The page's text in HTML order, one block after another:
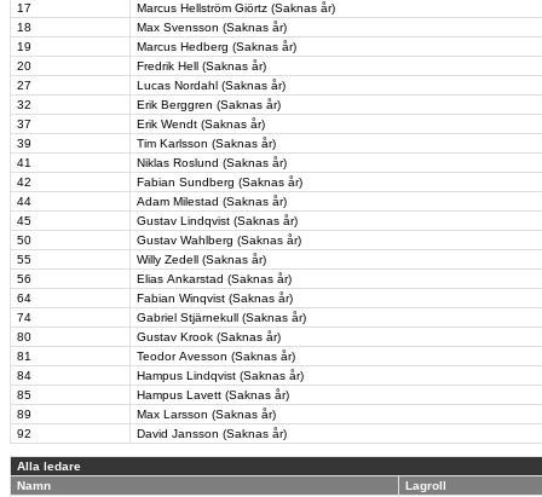
17
Marcus Hellström Giörtz (Saknas år)
18
Max Svensson (Saknas år)
19
Marcus Hedberg (Saknas år)
20
Fredrik Hell (Saknas år)
27
Lucas Nordahl (Saknas år)
32
Erik Berggren (Saknas år)
37
Erik Wendt (Saknas år)
39
Tim Karlsson (Saknas år)
41
Niklas Roslund (Saknas år)
42
Fabian Sundberg (Saknas år)
44
Adam Milestad (Saknas år)
45
Gustav Lindqvist (Saknas år)
50
Gustav Wahlberg (Saknas år)
55
Willy Zedell (Saknas år)
56
Elias Ankarstad (Saknas år)
64
Fabian Winqvist (Saknas år)
74
Gabriel Stjärnekull (Saknas år)
80
Gustav Krook (Saknas år)
81
Teodor Avesson (Saknas år)
84
Hampus Lindqvist (Saknas år)
85
Hampus Lavett (Saknas år)
89
Max Larsson (Saknas år)
92
David Jansson (Saknas år)
Alla ledare
Namn
Lagroll